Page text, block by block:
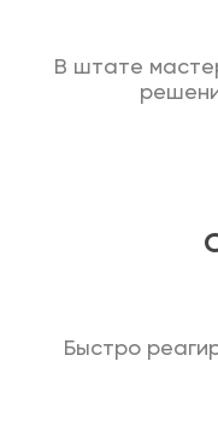
В штате
Быстро